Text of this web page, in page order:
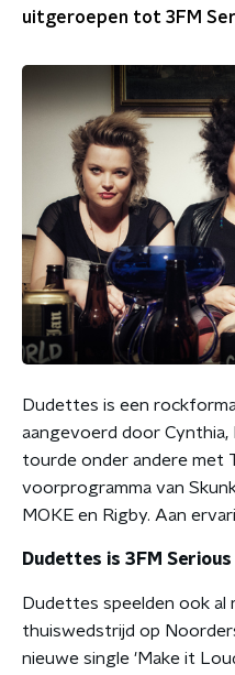
uitgeroepen tot 3FM
Dudettes is een
aangevoerd door Cynthia,
tourde onder andere met
voorprogramma van
MOKE en Rigby. Aan
Dudettes is 3FM
Dudettes speelden ook al
thuiswedstrijd op
nieuwe single 'Make it